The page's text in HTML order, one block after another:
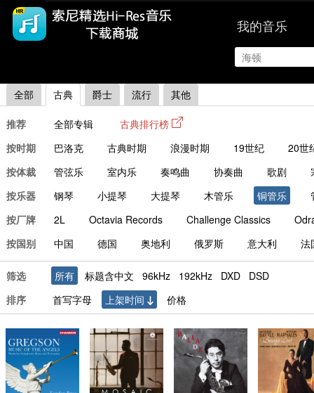
我的音乐
首页
全部 古典 爵士 流行 其他
推荐 全部专辑
古典排行榜
按时期
巴洛克 古典时期 浪漫时期 19世纪
20世
按体裁
管弦乐 室内乐 奏鸣曲 协奏曲 歌剧
按乐器
钢琴 小提琴 大提琴 木管乐 铜管乐
按厂牌
2L Octavia Records Challenge Classics
按国别
中国 德国 奥地利 俄罗斯 意大利 法
筛选 所有 标题含中文 96kHz 192kHz DXD
DSD
排序
首写字母 上架时间 价格